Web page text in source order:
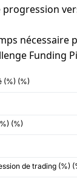
progression
nécessaire
Funding
(%) (%)
(%)
de trading (%)